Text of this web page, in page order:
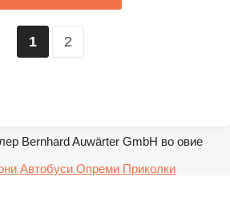
1 2
Bernhard Auwärter GmbH во овие
Автобуси Опреми Приколки